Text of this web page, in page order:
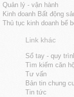
Quản lý - vận hành
Kinh doanh Bất động
Thủ tục kinh doanh bể
Link khác
Sổ tay - quy
Tìm kiếm căn
Tư vấn
Bản tin chung
Tin tức